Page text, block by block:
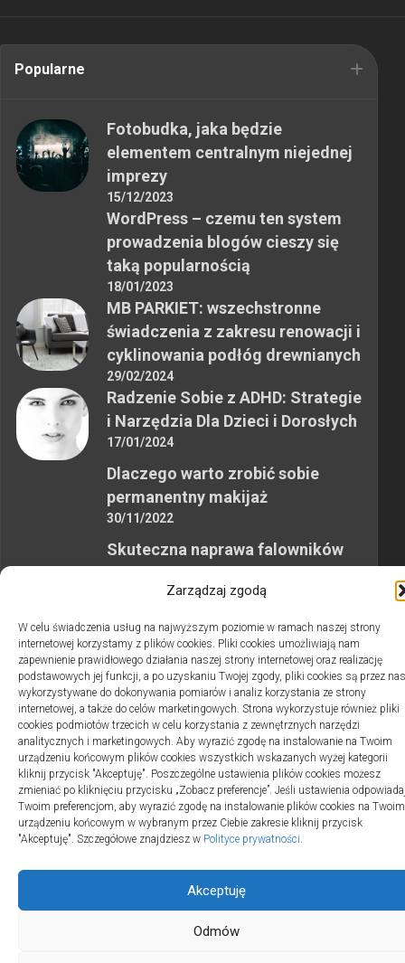
Zarządzaj zgodą
W celu świadczenia usług na najwyższym poziomie w ramach naszej strony
internetowej korzystamy z plików cookies. Pliki cookies umożliwiają nam
zapewnienie prawidłowego działania naszej strony internetowej oraz realizację
podstawowych jej funkcji, a po uzyskaniu Twojej zgody, pliki cookies są przez nas
wykorzystywane do dokonywania pomiarów i analiz korzystania ze strony
internetowej, a także do celów marketingowych. Strona wykorzystuje również pliki
cookies podmiotów trzecich w celu korzystania z zewnętrznych narzędzi
analitycznych i marketingowych. Aby wyrazić zgodę na instalowanie na Twoim
urządzeniu końcowym plików cookies wszystkich wskazanych wyżej kategorii
kliknij przycisk "Akceptuję". Poszczególne ustawienia plików cookies możesz
zmieniać po kliknięciu przycisku „Zobacz preferencje”. Jeśli ustawienia
Twoim preferencjom, aby wyrazić zgodę na instalowanie plików cookies na Twoim
urządzeniu końcowym w wybranym przez Ciebie zakresie kliknij przycisk
"Akceptuję". Szczegółowe znajdziesz w Polityce prywatności.
Akceptuję
Odmów
Popularne
Fotobudka, jaka będzie
elementem centralnym niejednej
imprezy
15/12/2023
WordPress – czemu ten system
prowadzenia blogów cieszy się
taką popularnością
18/01/2023
MB PARKIET: wszechstronne
świadczenia z zakresu renowacji i
cyklinowania podłóg drewnianych
29/02/2024
Radzenie Sobie z ADHD: Strategie
i Narzędzia Dla Dzieci i Dorosłych
17/01/2024
Dlaczego warto zrobić sobie
permanentny makijaż
30/11/2022
Skuteczna naprawa falowników
12/10/2023
2swiaty.pl © 2026. Wszelkie prawa zastrzeżone.